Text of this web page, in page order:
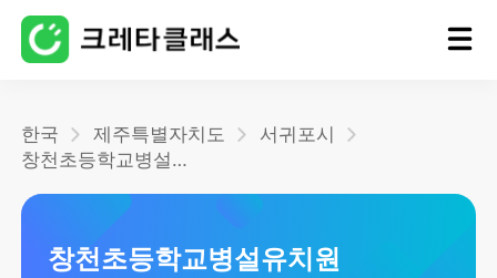
블로그
한국 제주특별자치도
서귀포시
창천초등학교병설유치원
창천초등학교병설유치원